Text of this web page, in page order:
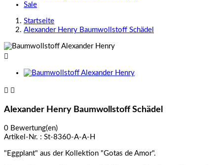
Sale
Startseite
Alexander Henry Baumwollstoff Schädel

 
Alexander Henry Baumwollstoff Schädel
0 Bewertung(en)
Artikel-Nr. : St-8360-A-A-H
"Eggplant" aus der Kollektion "Gotas de Amor".